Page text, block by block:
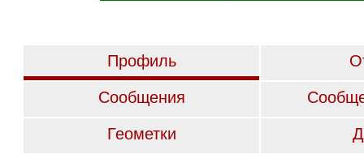
Профиль
Сообщения
Геометки